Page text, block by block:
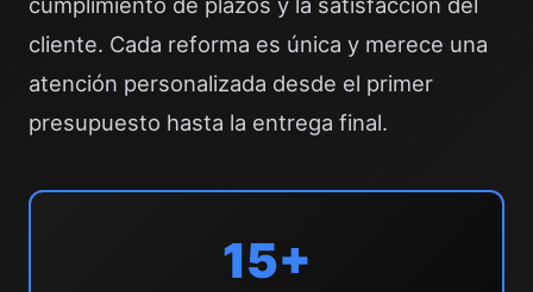
cliente. Cada reforma es única y merece una
atención personalizada desde el primer
presupuesto hasta la entrega final.
15+